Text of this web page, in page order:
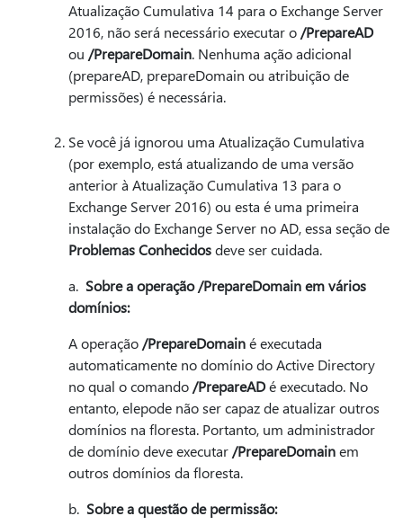
Atualização Cumulativa 14 para o Exchange Server
2016, não será necessário executar o /PrepareAD
ou /PrepareDomain. Nenhuma ação adicional
(prepareAD, prepareDomain ou atribuição de
permissões) é necessária.
Se você já ignorou uma Atualização Cumulativa
(por exemplo, está atualizando de uma versão
anterior à Atualização Cumulativa 13 para o
Exchange Server 2016) ou esta é uma primeira
instalação do Exchange Server no AD, essa seção de
Problemas Conhecidosdeve ser cuidada.
a. Sobre a operação /PrepareDomain em vários
domínios:
A operação /PrepareDomainé executada
automaticamente no domínio do Active Directory
no qual o comando /PrepareADé executado. No
entanto, elepode não ser capaz de atualizar outros
domínios na floresta. Portanto, um administrador
de domínio deve executar /PrepareDomainem
outros domínios da floresta.
b. Sobre a questão de permissão: